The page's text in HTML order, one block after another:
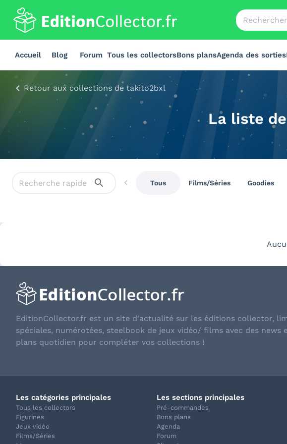
Accueil Blog Forum Tous les collectorsBons plansAgenda des sorties
Retour aux collections de takito2bxl
La liste
Tous Films/Séries Goodies
EditionCollector.fr est un site d'actualité sur les éditions collector,
spéciales, numérotées, steelbook de jeux vidéo/ films avec des news
plans quotidien pour compléter vos collections !
Les catégories principales
Tous les collectors
Figurines
Jeux vidéo
Films/Séries
Les sections principales
Pré-commandes
Bons plans
Agenda
Forum